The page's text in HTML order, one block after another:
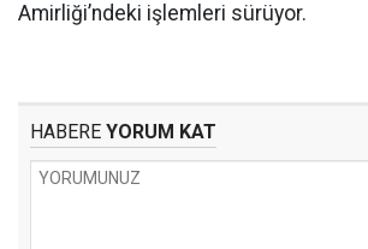
Amirliği’ndeki işlemleri sürüyor.
HABERE YORUM KAT